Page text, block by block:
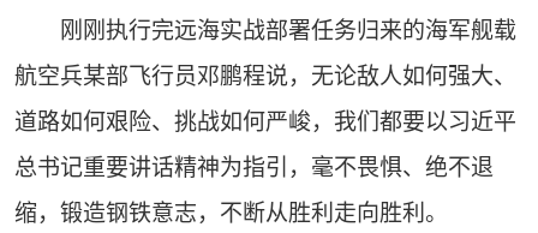
刚刚执行完远海实战部署任务归来的海军舰载
航空兵某部飞行员邓鹏程说，无论敌人如何强大、
道路如何艰险、挑战如何严峻，我们都要以习近平
总书记重要讲话精神为指引，毫不畏惧、绝不退
缩，锻造钢铁意志，不断从胜利走向胜利。